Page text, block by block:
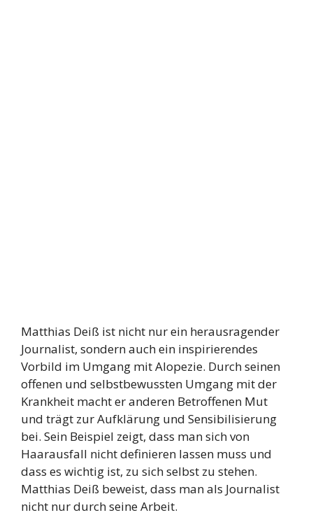
Matthias Deiß ist nicht nur ein herausragender
Journalist, sondern auch ein inspirierendes
Vorbild im Umgang mit Alopezie. Durch seinen
offenen und selbstbewussten Umgang mit der
Krankheit macht er anderen Betroffenen Mut
und trägt zur Aufklärung und Sensibilisierung
bei. Sein Beispiel zeigt, dass man sich von
Haarausfall nicht definieren lassen muss und
dass es wichtig ist, zu sich selbst zu stehen.
Matthias Deiß beweist, dass man als Journalist
nicht nur durch seine Arbeit.